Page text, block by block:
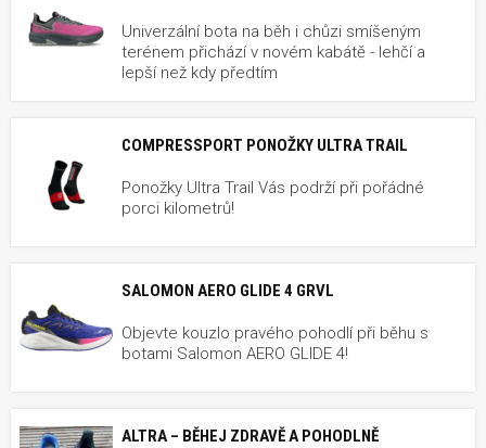
Univerzální bota na běh i chůzi smíšeným
terénem přichází v novém kabátě - lehčí a
lepší než kdy předtím
COMPRESSPORT PONOŽKY ULTRA TRAIL
Ponožky Ultra Trail Vás podrží při pořádné
porci kilometrů!
SALOMON AERO GLIDE 4 GRVL
Objevte kouzlo pravého pohodlí při běhu s
botami Salomon AERO GLIDE 4!
ALTRA – BĚHEJ ZDRAVĚ A POHODLNĚ